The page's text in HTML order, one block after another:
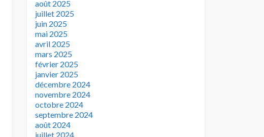
août 2025
juillet 2025
juin 2025
mai 2025
avril 2025
mars 2025
février 2025
janvier 2025
décembre 2024
novembre 2024
octobre 2024
septembre 2024
août 2024
juillet 2024